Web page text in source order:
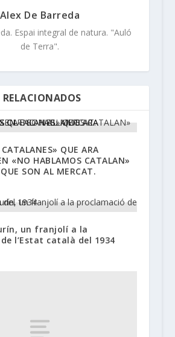
Alex De Barreda
Espai integral de natura. "Auló
de Terra".
QUE ARA
«NO HABLAMOS CATALAN»
SON AL MERCAT.
un franjolí a la
l’Estat català del 1934